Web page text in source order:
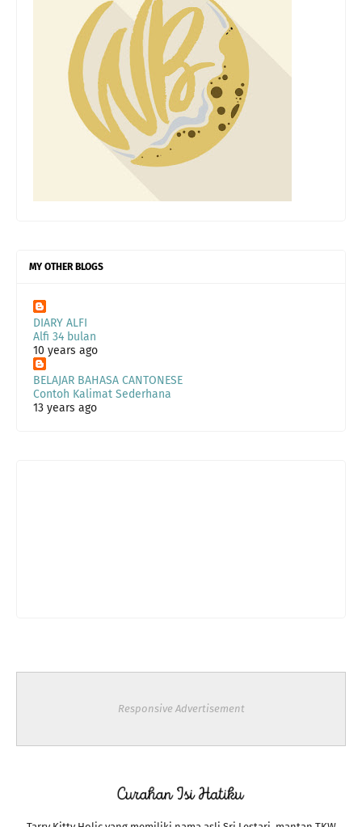
MY OTHER BLOGS
DIARY ALFI
Alfi 34 bulan
10 years ago
BELAJAR BAHASA CANTONESE
Contoh Kalimat Sederhana
13 years ago
Responsive Advertisement